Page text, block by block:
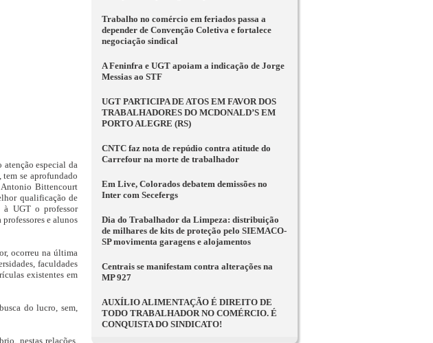
especial da
se aprofundado
Antonio Bittencourt
qualificação de
à UGT o professor
e alunos
ocorreu na última
faculdades
existentes em
do lucro, sem,
nestas relações,
Trabalho no comércio em feriados passa a
depender de Convenção Coletiva e fortalece
negociação sindical
A Feninfra e UGT apoiam a indicação de Jorge
Messias ao STF
UGT PARTICIPA DE ATOS EM FAVOR DOS
TRABALHADORES DO MCDONALD’S EM
PORTO ALEGRE (RS)
CNTC faz nota de repúdio contra atitude do
Carrefour na morte de trabalhador
Em Live, Colorados debatem demissões no
Inter com Secefergs
Dia do Trabalhador da Limpeza: distribuição
de milhares de kits de proteção pelo SIEMACO-
SP movimenta garagens e alojamentos
Centrais se manifestam contra alterações na
MP 927
AUXÍLIO ALIMENTAÇÃO É DIREITO DE
TODO TRABALHADOR NO COMÉRCIO. É
CONQUISTA DO SINDICATO!